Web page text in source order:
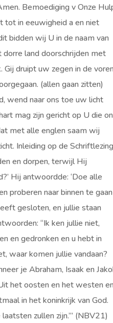
Bemoediging v Onze
tot in eeuwigheid a en niet
bidden wij U in de naam van
dorre land doorschrijden met
druipt uw zegen in de
(allen gaan zitten)
wend naar ons toe uw licht
mag zijn gericht op U die
met alle englen saam wij
Inleiding op de Schriftlezing
en dorpen, terwijl Hij
Hij antwoordde: ‘Doe alle
proberen naar binnen te gaan
gesloten, en jullie staan
“Ik ken jullie niet,
en gedronken en u hebt in
waar komen jullie vandaan?
je Abraham, Isaak en
het oosten en het westen en
in het koninkrijk van God.
zullen zijn.’” (NBV21)